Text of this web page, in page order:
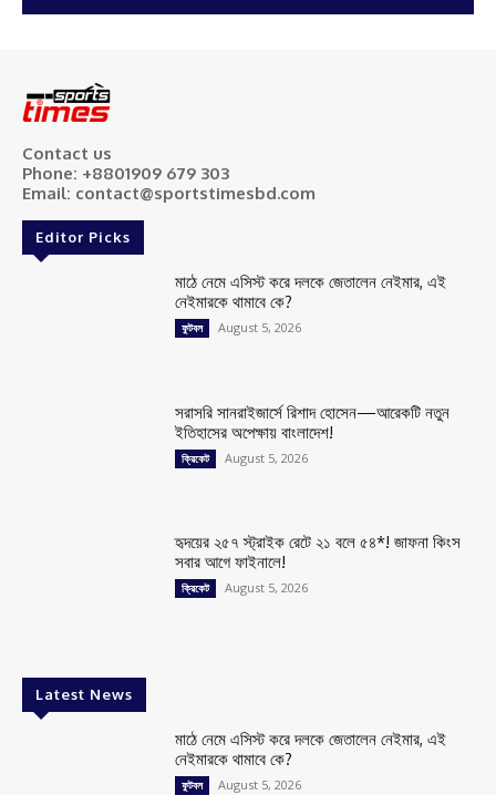
Contact us
Phone: +8801909 679 303
Email: contact@sportstimesbd.com
Editor Picks
মাঠে নেমে এসিস্ট করে দলকে জেতালেন নেইমার, এই
নেইমারকে থামাবে কে?
ফুটবল August 5, 2026
সরাসরি সানরাইজার্সে রিশাদ হোসেন—আরেকটি নতুন
ইতিহাসের অপেক্ষায় বাংলাদেশ!
ক্রিকেট August 5, 2026
হৃদয়ের ২৫৭ স্ট্রাইক রেটে ২১ বলে ৫৪*! জাফনা কিংস
সবার আগে ফাইনালে!
ক্রিকেট August 5, 2026
Latest News
মাঠে নেমে এসিস্ট করে দলকে জেতালেন নেইমার, এই
নেইমারকে থামাবে কে?
ফুটবল August 5, 2026